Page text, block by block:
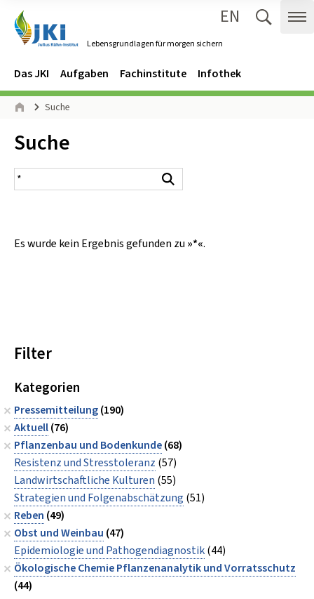
Lebensgrundlagen für morgen sichern
EN
Navigation
Hauptmenü
Das JKI Aufgaben Fachinstitute Infothek
Seitenpfad
Suche
Inhalt:
Suche
Suchergebnis
Es wurde kein Ergebnis gefunden zu »*«.
Filter
Kategorien
Pressemitteilung(190)
Aktuell(76)
Pflanzenbau und Bodenkunde(68)
Resistenz und Stresstoleranz (57)
Landwirtschaftliche Kulturen (55)
Strategien und Folgenabschätzung (51)
Reben (49)
Obst und Weinbau (47)
Epidemiologie und Pathogendiagnostik(44)
Ökologische Chemie Pflanzenanalytik und Vorratsschutz
(44)